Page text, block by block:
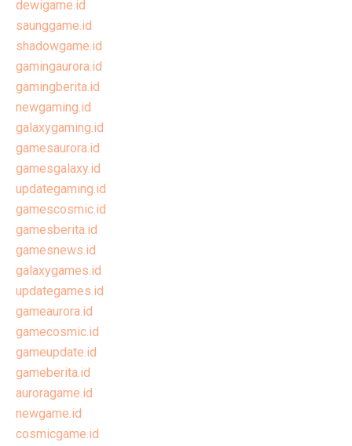
dewigame.id
saunggame.id
shadowgame.id
gamingaurora.id
gamingberita.id
newgaming.id
galaxygaming.id
gamesaurora.id
gamesgalaxy.id
updategaming.id
gamescosmic.id
gamesberita.id
gamesnews.id
galaxygames.id
updategames.id
gameaurora.id
gamecosmic.id
gameupdate.id
gameberita.id
auroragame.id
newgame.id
cosmicgame.id